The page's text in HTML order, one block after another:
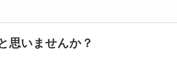
思いませんか？